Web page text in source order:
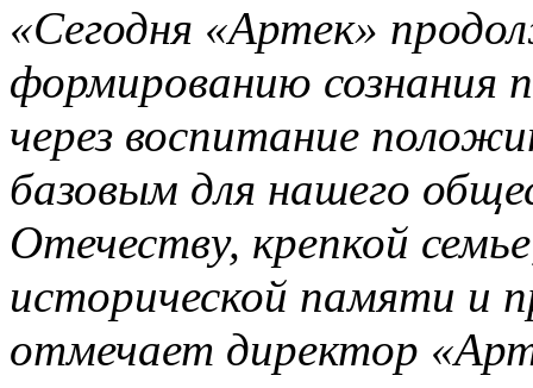
«Сегодня «Артек»
формированию сознания
через воспитание
базовым для нашего
Отечеству, крепкой
исторической памяти и
отмечает директор